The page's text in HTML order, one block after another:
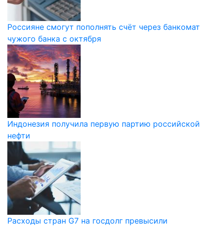
Россияне смогут пополнять счёт через банкомат
чужого банка с октября
Индонезия получила первую партию российской
нефти
Расходы стран G7 на госдолг превысили